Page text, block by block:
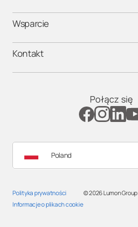
Wsparcie
Kontakt
Połącz się
Poland
Polityka prywatności
Informacje o plikach cookie
© 2026Lumon Group